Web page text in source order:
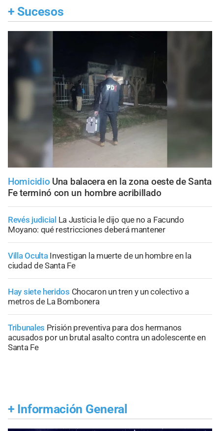
+ Sucesos
Homicidio Una balacera en la zona oeste de Santa
Fe terminó con un hombre acribillado
Revés judicial La Justicia le dijo que no a Facundo
Moyano: qué restricciones deberá mantener
Villa Oculta Investigan la muerte de un hombre en la
ciudad de Santa Fe
Hay siete heridos Chocaron un tren y un colectivo a
metros de La Bombonera
Tribunales Prisión preventiva para dos hermanos
acusados por un brutal asalto contra un adolescente en
Santa Fe
+ Información General